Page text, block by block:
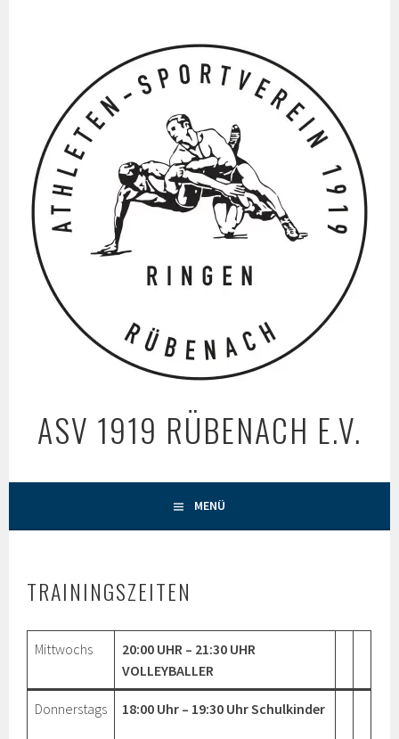
ASV 1919 RÜBENACH E.V.
MENÜ
TRAININGSZEITEN
Mittwochs
20:00 UHR – 21:30 UHR
VOLLEYBALLER
Donnerstags 18:00 Uhr – 19:30 Uhr Schulkinder